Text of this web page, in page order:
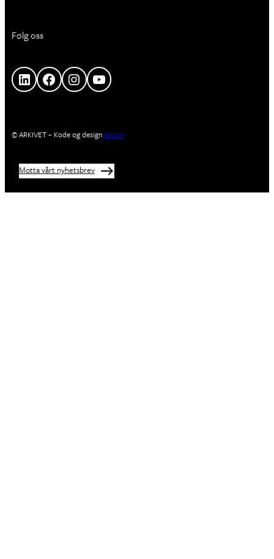
Følg oss
LinkedIn Facebook Instagram YouTube
© ARKIVET – Kode og designAptum
Motta vårt nyhetsbrev